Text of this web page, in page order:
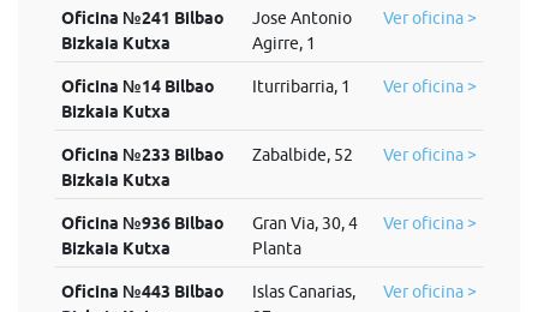
Oficina №241 Bilbao
Bizkaia Kutxa
Jose Antonio
Agirre, 1
Ver oficina >
Oficina №14 Bilbao
Bizkaia Kutxa
Iturribarria, 1 Ver oficina >
Oficina №233 Bilbao
Bizkaia Kutxa
Zabalbide, 52 Ver oficina >
Oficina №936 Bilbao
Bizkaia Kutxa
Gran Via, 30, 4
Planta
Ver oficina >
Oficina №443 Bilbao
Islas Canarias,
Ver oficina >